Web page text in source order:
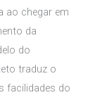
ao chegar em
da
do
traduz o
facilidades do